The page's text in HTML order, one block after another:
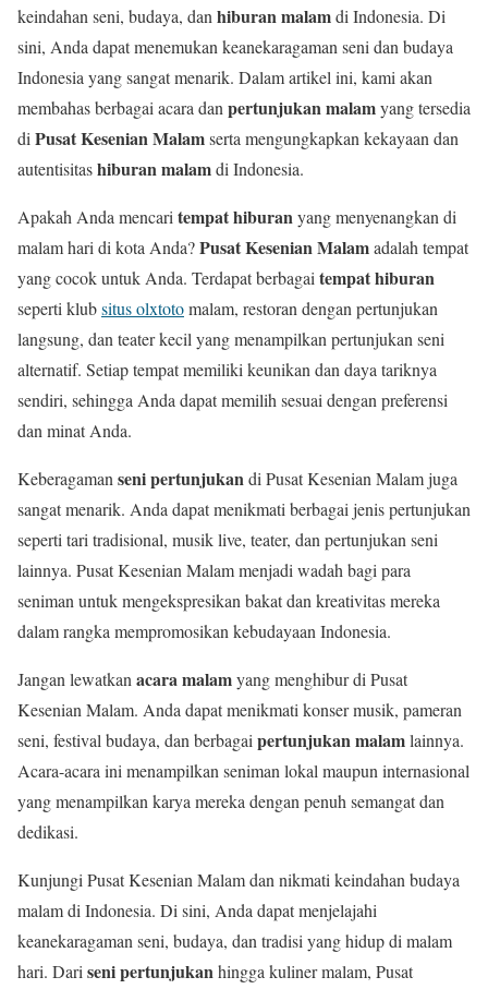
keindahan seni, budaya, dan hiburan malamdi Indonesia. Di
sini, Anda dapat menemukan keanekaragaman seni dan budaya
Indonesia yang sangat menarik. Dalam artikel ini, kami akan
membahas berbagai acara dan pertunjukan malamyang tersedia
di Pusat Kesenian Malamserta mengungkapkan kekayaan dan
autentisitashiburan malamdi Indonesia.
Apakah Anda mencari tempat hiburanyang menyenangkan di
malam hari di kota Anda?Pusat Kesenian Malamadalah tempat
yang cocok untuk Anda. Terdapat berbagai tempat hiburan
seperti klubsitus olxtotomalam, restoran dengan pertunjukan
langsung, dan teater kecil yang menampilkan pertunjukan seni
alternatif. Setiap tempat memiliki keunikan dan daya tariknya
sendiri, sehingga Anda dapat memilih sesuai dengan preferensi
dan minat Anda.
Keberagaman seni pertunjukandi Pusat Kesenian Malam juga
sangat menarik. Anda dapat menikmati berbagai jenis pertunjukan
seperti tari tradisional, musik live, teater, dan pertunjukan seni
lainnya. Pusat Kesenian Malam menjadi wadah bagi para
seniman untuk mengekspresikan bakat dan kreativitas mereka
dalam rangka mempromosikan kebudayaan Indonesia.
Jangan lewatkan acara malamyang menghibur di Pusat
Kesenian Malam. Anda dapat menikmati konser musik, pameran
seni, festival budaya, dan berbagai pertunjukan malamlainnya.
Acara-acara ini menampilkan seniman lokal maupun internasional
yang menampilkan karya mereka dengan penuh semangat dan
dedikasi.
Kunjungi Pusat Kesenian Malam dan nikmati keindahan budaya
malam di Indonesia. Di sini, Anda dapat menjelajahi
keanekaragaman seni, budaya, dan tradisi yang hidup di malam
hari. Dari seni pertunjukanhingga kuliner malam, Pusat